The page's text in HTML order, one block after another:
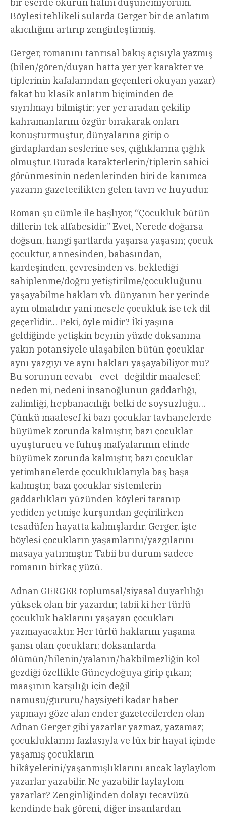
Böylesi tehlikeli sularda Gerger bir de anlatım
akıcılığını artırıp zenginleştirmiş.
Gerger, romanını tanrısal bakış açısıyla yazmış
(bilen/gören/duyan hatta yer yer karakter ve
tiplerinin kafalarından geçenleri okuyan yazar)
fakat bu klasik anlatım biçiminden de
sıyrılmayı bilmiştir; yer yer aradan çekilip
kahramanlarını özgür bırakarak onları
konuşturmuştur, dünyalarına girip o
girdaplardan seslerine ses, çığlıklarına çığlık
olmuştur. Burada karakterlerin/tiplerin sahici
görünmesinin nedenlerinden biri de kanımca
yazarın gazetecilikten gelen tavrı ve huyudur.
Roman şu cümle ile başlıyor, “Çocukluk bütün
dillerin tek alfabesidir.” Evet, Nerede doğarsa
doğsun, hangi şartlarda yaşarsa yaşasın; çocuk
çocuktur, annesinden, babasından,
kardeşinden, çevresinden vs. beklediği
sahiplenme/doğru yetiştirilme/çocukluğunu
yaşayabilme hakları vb. dünyanın her yerinde
aynı olmalıdır yani mesele çocukluk ise tek dil
geçerlidir… Peki, öyle midir? İki yaşına
geldiğinde yetişkin beynin yüzde doksanına
yakın potansiyele ulaşabilen bütün çocuklar
aynı yazgıyı ve aynı hakları yaşayabiliyor mu?
Bu sorunun cevabı –evet- değildir maalesef;
neden mi, nedeni insanoğlunun gaddarlığı,
zalimliği, hepbanacılığı belki de soysuzluğu…
Çünkü maalesef ki bazı çocuklar tavhanelerde
büyümek zorunda kalmıştır, bazı çocuklar
uyuşturucu ve fuhuş mafyalarının elinde
büyümek zorunda kalmıştır, bazı çocuklar
yetimhanelerde çocukluklarıyla baş başa
kalmıştır, bazı çocuklar sistemlerin
gaddarlıkları yüzünden köyleri taranıp
yediden yetmişe kurşundan geçirilirken
tesadüfen hayatta kalmışlardır. Gerger, işte
böylesi çocukların yaşamlarını/yazgılarını
masaya yatırmıştır. Tabii bu durum sadece
romanın birkaç yüzü.
Adnan GERGER toplumsal/siyasal duyarlılığı
yüksek olan bir yazardır; tabii ki her türlü
çocukluk haklarını yaşayan çocukları
yazmayacaktır. Her türlü haklarını yaşama
şansı olan çocukları; doksanlarda
ölümün/hilenin/yalanın/hakbilmezliğin kol
gezdiği özellikle Güneydoğuya girip çıkan;
maaşının karşılığı için değil
namusu/gururu/haysiyeti kadar haber
yapmayı göze alan ender gazetecilerden olan
Adnan Gerger gibi yazarlar yazmaz, yazamaz;
çocukluklarını fazlasıyla ve lüx bir hayat içinde
yaşamış çocukların
hikâyelerini/yaşanmışlıklarını ancak laylaylom
yazarlar yazabilir. Ne yazabilir laylaylom
yazarlar? Zenginliğinden dolayı tecavüzü
kendinde hak göreni, diğer insanlardan